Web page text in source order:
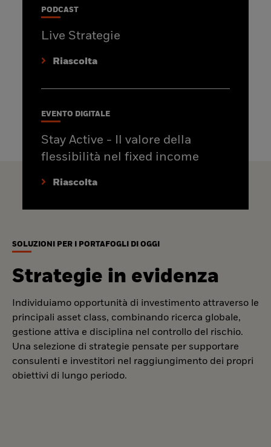
PODCAST
Live Strategie
Riascolta
EVENTO DIGITALE
Stay Active - Il valore della
flessibilità nel fixed income
Riascolta
SOLUZIONI PER I PORTAFOGLI DI OGGI
Strategie in evidenza
Individuiamo opportunità di investimento attraverso le
principali asset class, combinando ricerca globale,
gestione attiva e disciplina nel controllo del rischio.
Una selezione di strategie pensate per supportare
consulenti e investitori nel raggiungimento dei propri
obiettivi di lungo periodo.